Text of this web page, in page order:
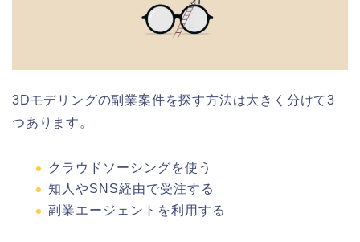
3Dモデリングの副業案件を探す方法は大きく分けて3
つあります。
クラウドソーシングを使う
知人やSNS経由で受注する
副業エージェントを利用する